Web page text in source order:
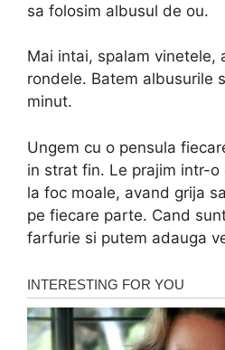
sa folosim albusul de ou.
Mai intai, spalam vinetele,
rondele. Batem albusurile
minut.
Ungem cu o pensula
in strat fin. Le prajim intr-
la foc moale, avand grija
pe fiecare parte. Cand
farfurie si putem adauga